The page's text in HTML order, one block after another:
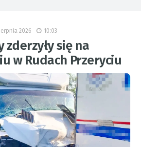
2026 10:03
zderzyły się na
w Rudach Przeryciu